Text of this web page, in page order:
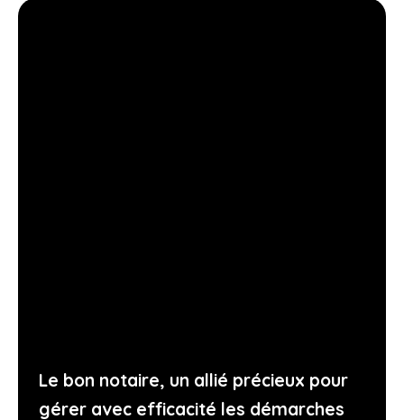
Le bon notaire, un allié précieux pour
gérer avec efficacité les démarches